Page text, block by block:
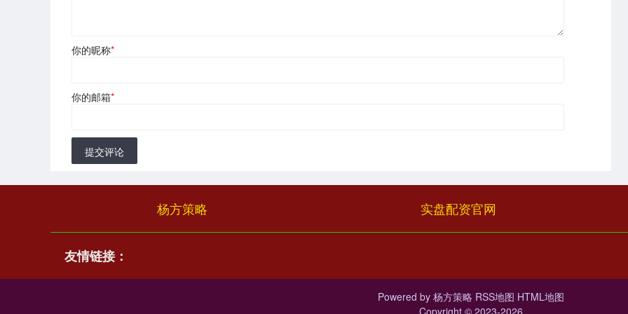
你的昵称*
你的邮箱*
提交评论
杨方策略 实盘配资官网
友情链接：
Powered by 杨方策略 RSS地图 HTML地图
Copyright © 2023-2026